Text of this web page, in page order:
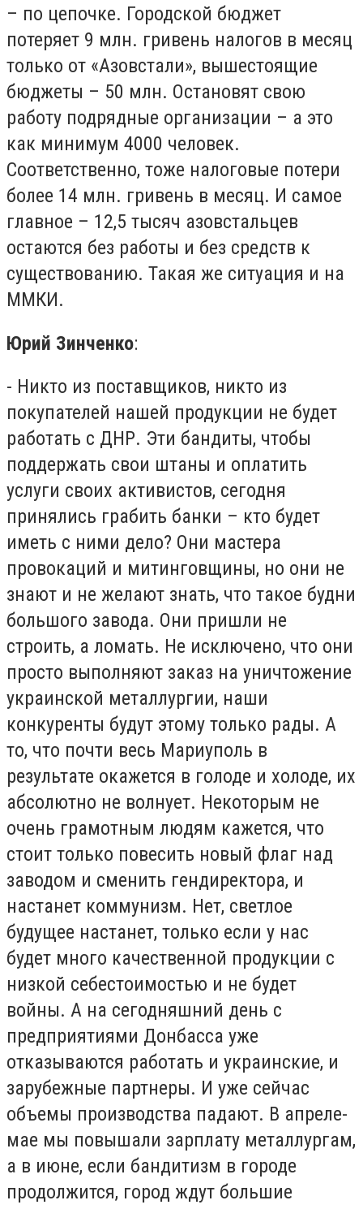
– по цепочке. Городской бюджет
потеряет 9 млн. гривень налогов в месяц
только от «Азовстали», вышестоящие
бюджеты – 50 млн. Остановят свою
работу подрядные организации – а это
как минимум 4000 человек.
Соответственно, тоже налоговые потери
более 14 млн. гривень в месяц. И самое
главное – 12,5 тысяч азовстальцев
остаются без работы и без средств к
существованию. Такая же ситуация и на
ММКИ.
Юрий Зинченко:
- Никто из поставщиков, никто из
покупателей нашей продукции не будет
работать с ДНР. Эти бандиты, чтобы
поддержать свои штаны и оплатить
услуги своих активистов, сегодня
принялись грабить банки – кто будет
иметь с ними дело? Они мастера
провокаций и митинговщины, но они не
знают и не желают знать, что такое будни
большого завода. Они пришли не
строить, а ломать. Не исключено, что они
просто выполняют заказ на уничтожение
украинской металлургии, наши
конкуренты будут этому только рады. А
то, что почти весь Мариуполь в
результате окажется в голоде и холоде, их
абсолютно не волнует. Некоторым не
очень грамотным людям кажется, что
стоит только повесить новый флаг над
заводом и сменить гендиректора, и
настанет коммунизм. Нет, светлое
будущее настанет, только если у нас
будет много качественной продукции с
низкой себестоимостью и не будет
войны. А на сегодняшний день с
предприятиями Донбасса уже
отказываются работать и украинские, и
зарубежные партнеры. И уже сейчас
объемы производства падают. В апреле-
мае мы повышали зарплату металлургам,
а в июне, если бандитизм в городе
продолжится, город ждут большие